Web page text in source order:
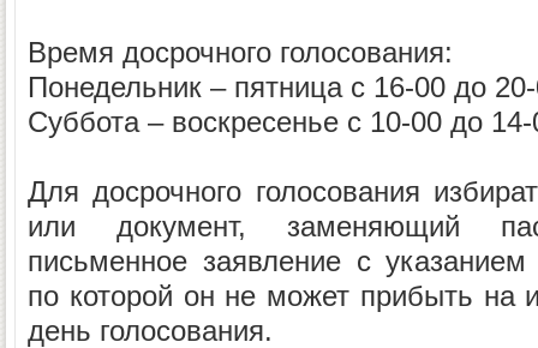
Время досрочного голосования:
Понедельник – пятница с 16-00 до
Суббота – воскресенье с 10-00 до
Для досрочного голосования
или документ, заменяющий
письменное заявление с
по которой он не может прибыть на
день голосования.